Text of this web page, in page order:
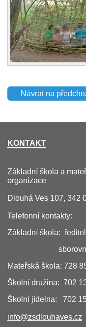
Návrat na
KONTAKT
Základní škola a
organizace
Dlouhá Ves 107, 342
Telefonní kontakty:
Základní škola:
sborovna
Mateřská škola: 728
Školní družina: 702
Školní jídelna: 702
info@zsdlouhaves.cz